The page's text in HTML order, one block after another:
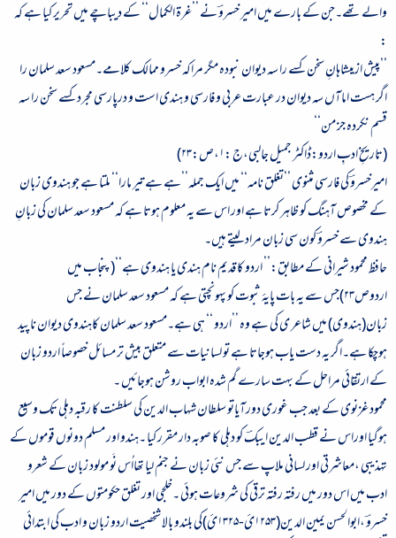
والے تھے۔جن کے بارے میں امیر خسروؔ نے ’’غرۃ الکمال‘‘ کے دیباچے میں تحریر کیا ہے کہ
:
’’پیش ازیںشاہانِ سخن کسے را سہ دیوان نبودہ مگر مراکہ خسرو ممالک کلامے۔مسعود سعد سلمان را
اگر ہست اماآں سہ دیوان در عبارت عربی و فارسی و ہندی است و درپارسی مجرد کسے سخن را سہ
قسم نکردہ جز من‘‘
(تاریخِ ادبِ اردو:ڈاکٹر جمیل جالبی،ج :۱،ص:۲۳)
امیرخسروؔ کی فارسی مثنوی ’’تغلق نامہ‘‘ میں ایک جملہ’’ہے ہے تیر مارا‘‘ ملتا ہے جو ہندوی زبان
کے مخصوص آہنگ کو ظاہر کرتا ہے اور اس سے یہ معلوم ہوتا ہے کہ مسعود سعد سلمان کی زبانِ
ہندوی سے خسروؔ کون سی زبان مراد لیتے ہیں۔
حافظ محمود شیرانی کے مطابق:’’ اردو کا قدیم نام ہندی یا ہندوی ہے‘‘(پنجاب میں
اردوص۲۳) جس سے یہ بات پایۂ ثبوت کو پہونچتی ہے کہ مسعود سعد سلمان نے جس
زبان(ہندوی) میں شاعر ی کی ہے وہ ’’اردو ‘‘ ہی ہے۔مسعود سعد سلمان کاہندوی دیوان ناپید
ہوچکا ہے۔اگر یہ دست یاب ہوجاتا ہے تو لسانیات سے متعلق بیش تر مسائل خصوصاً اردو زبان
کے ارتقائی مراحل کے بہت سارے گم شدہ ابواب روشن ہوجائیں ۔
محمود غزنوی کے بعد جب غوری دورآیاتو سلطان شہاب الدین کی سلطنت کا رقبہ دہلی تک وسیع
ہوگیا اوراس نے قطب الدین ایبکؔ کو دہلی کا صوبہ دار مقرر کیا ۔ہندو اور مسلم دونوں قوموں کے
تہذیبی ،معاشرتی اور لسانی ملاپ سے جس نئی زبان نے جنم لیا تھااُس نَو مولود زبان کے شعرو
ادب میں اس دور میں رفتہ رفتہ ترقی کی شروعات ہوئی ۔خلجی اور تغلق حکومتوں کے دور میں امیر
خسروؔ ،ابوالحسن یمین الدین(۱۲۵۳ئ-۱۳۲۵ئ)کی بلندو بالا شخصیت اردو زبان و ادب کی ابتدائی